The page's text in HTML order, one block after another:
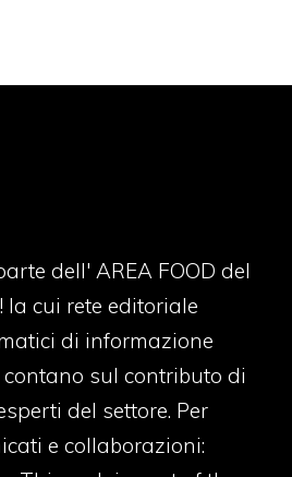
dell' AREA FOOD del
la cui rete editoriale
di informazione
sul contributo di
del settore. Per
e collaborazioni: